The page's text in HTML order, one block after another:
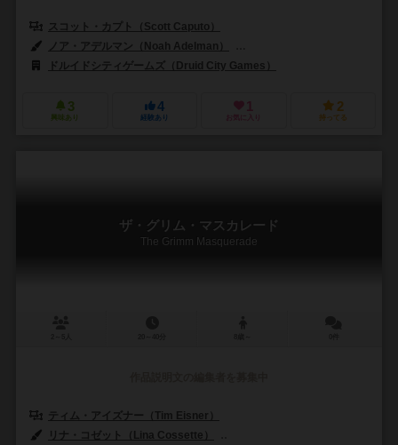
スコット・カプト（Scott Caputo）
ノア・アデルマン（Noah Adelman）
ドルイドシティゲームズ（Druid City Games）
3
興味あり
4
経験あり
1
お気に入り
2
持ってる
ザ・グリム・マスカレード
The Grimm Masquerade
ティム・アイズナー（Tim Eisner）
リナ・コゼット（Lina Cossette）